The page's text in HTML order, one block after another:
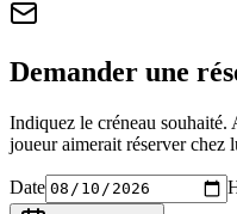
Demander une
Indiquez le créneau
joueur aimerait réserver chez
Date